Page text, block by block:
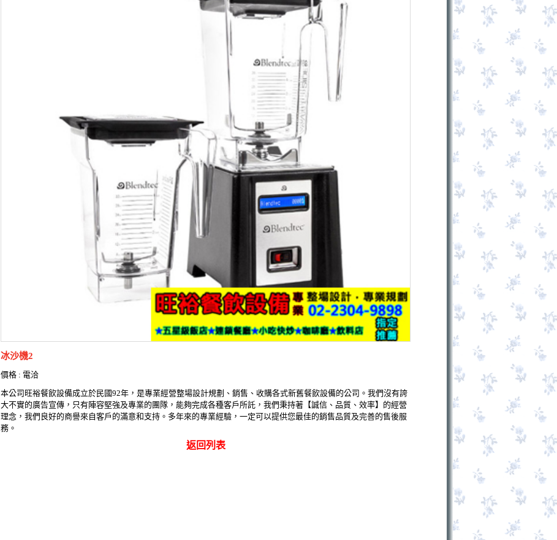
冰沙機2
價格 : 電洽
本公司旺裕餐飲設備成立於民國92年，是專業經營整場設計規劃、銷售、收購各式新舊餐飲設備的公司。我們沒有誇
大不實的廣告宣傳，只有陣容堅強及專業的團隊，能夠完成各種客戶所託，我們秉持著【誠信、品質、效率】的經營
理念，我們良好的商譽來自客戶的滿意和支持。多年來的專業經驗，一定可以提供您最佳的銷售品質及完善的售後服
務。
返回列表